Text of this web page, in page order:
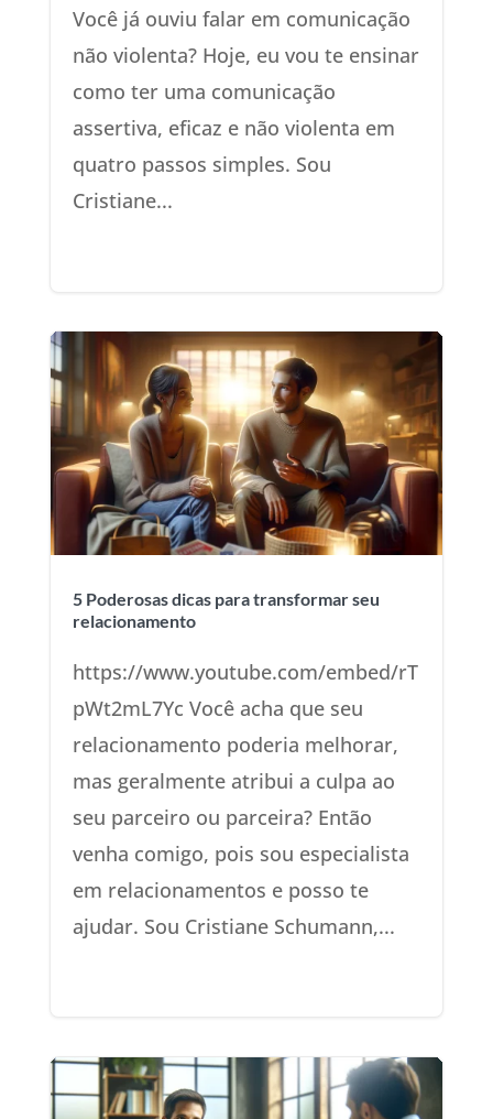
Você já ouviu falar em comunicação
não violenta? Hoje, eu vou te ensinar
como ter uma comunicação
assertiva, eficaz e não violenta em
quatro passos simples. Sou
Cristiane...
5 Poderosas dicas para transformar seu
relacionamento
https://www.youtube.com/embed/rT
pWt2mL7Yc Você acha que seu
relacionamento poderia melhorar,
mas geralmente atribui a culpa ao
seu parceiro ou parceira? Então
venha comigo, pois sou especialista
em relacionamentos e posso te
ajudar. Sou Cristiane Schumann,...